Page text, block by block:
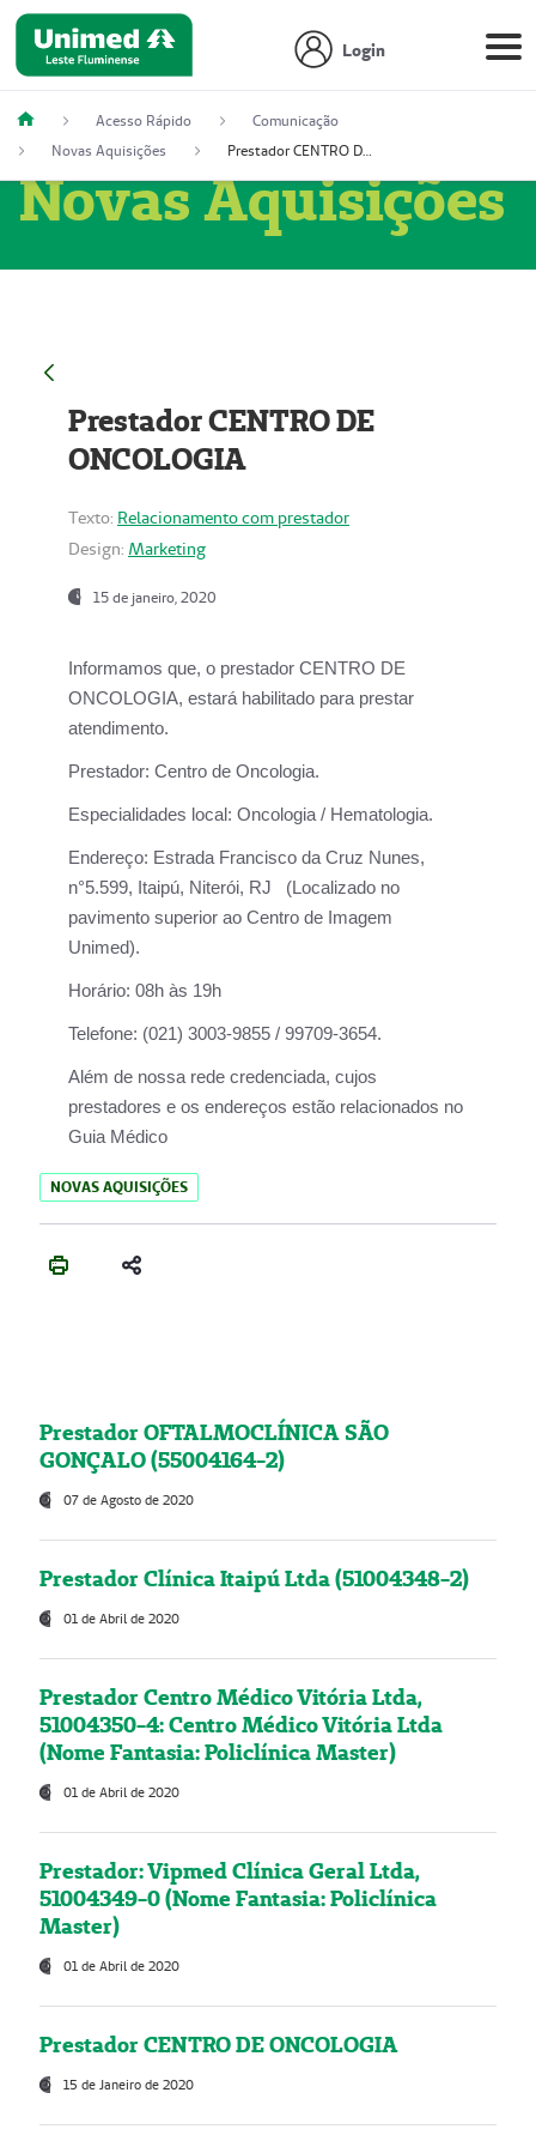
Login
Acesso Rápido
Comunicação
Novas Aquisições
Prestador CENTRO DE ONCOLOGIA
Novas Aquisições
Prestador CENTRO DE
ONCOLOGIA
Texto: Relacionamento com prestador
Design: Marketing
15 de janeiro, 2020
Informamos que, o prestador CENTRO DE
ONCOLOGIA, estará habilitado para prestar
atendimento.
Prestador: Centro de Oncologia.
Especialidades local: Oncologia / Hematologia.
Endereço: Estrada Francisco da Cruz Nunes,
n°5.599, Itaipú, Niterói, RJ (Localizado no
pavimento superior ao Centro de Imagem
Unimed).
Horário: 08h às 19h
Telefone: (021) 3003-9855 / 99709-3654.
Além de nossa rede credenciada, cujos
prestadores e os endereços estão relacionados no
Guia Médico
NOVAS AQUISIÇÕES
Prestador OFTALMOCLÍNICA SÃO
GONÇALO (55004164-2)
07 de Agosto de 2020
Prestador Clínica Itaipú Ltda (51004348-2)
01 de Abril de 2020
Prestador Centro Médico Vitória Ltda,
51004350-4: Centro Médico Vitória Ltda
(Nome Fantasia: Policlínica Master)
01 de Abril de 2020
Prestador: Vipmed Clínica Geral Ltda,
51004349-0 (Nome Fantasia: Policlínica
Master)
01 de Abril de 2020
Prestador CENTRO DE ONCOLOGIA
15 de Janeiro de 2020